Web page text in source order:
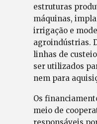
estruturas
máquinas,
irrigação e
agroindústrias.
linhas de
ser utilizados
nem para
Os
meio de
responsáveis